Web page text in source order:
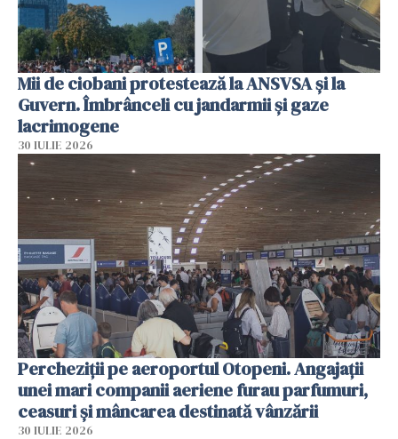
Mii de ciobani protestează la ANSVSA și la
Guvern. Îmbrânceli cu jandarmii și gaze
lacrimogene
30 IULIE 2026
Percheziții pe aeroportul Otopeni. Angajații
unei mari companii aeriene furau parfumuri,
ceasuri și mâncarea destinată vânzării
30 IULIE 2026